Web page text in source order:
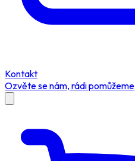
Kontakt
Ozvěte se nám, rádi pomůžeme